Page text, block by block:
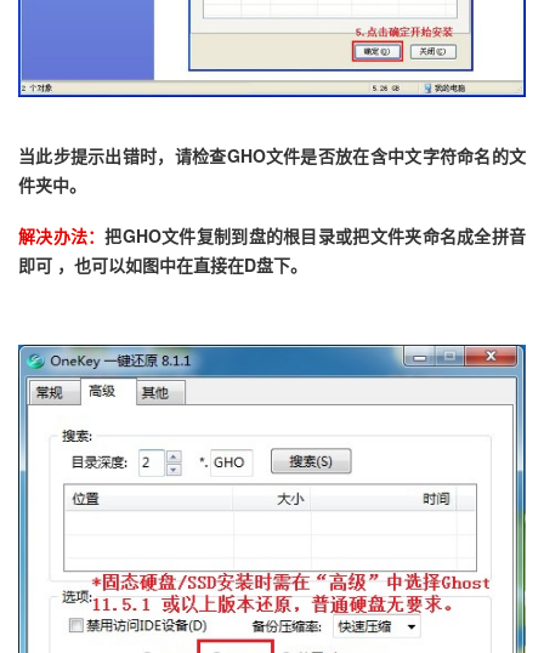
当此步提示出错时，请检查GHO文件是否放在含中文字符命名的文
件夹中。
解决办法：把GHO文件复制到盘的根目录或把文件夹命名成全拼音
即可 ，也可以如图中在直接在D盘下。